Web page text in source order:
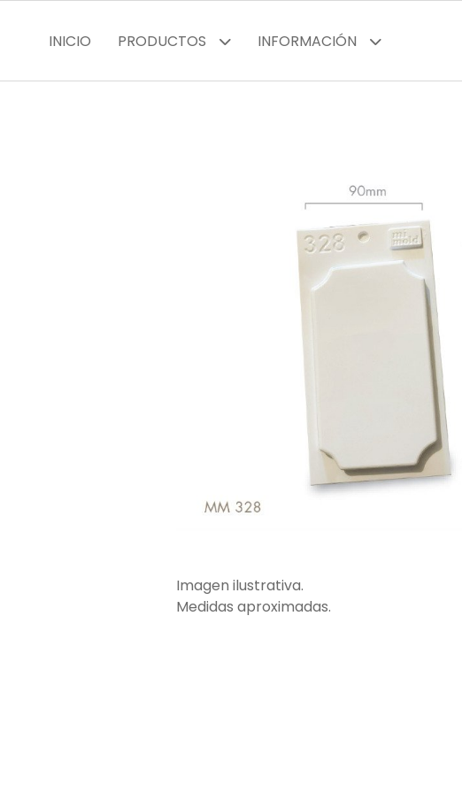
INICIO PRODUCTOS INFORMACIÓN
Imagen ilustrativa.
Medidas aproximadas.